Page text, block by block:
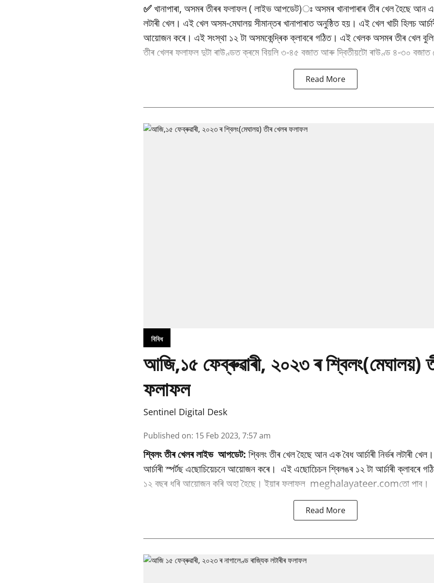
✅খানাপাৰা, অসমৰ তীৰৰ ফলাফল ( লাইভ আপডেট)ঃ অসমৰ খানাপাৰাৰ তীৰ খেল হৈছে আন এক
লটাৰী খেল। এই খেল অসম-মেঘালয় সীমান্তৰ খানাপাৰাত অনুষ্ঠিত হয়। এই খেল খাচী হিলচ
আয়োজন কৰে। এই সংস্থা ১২ টা অসমকেন্দ্ৰিক ক্লাবৰে গঠিত। এই খেলক অসমৰ তীৰ খেল
তীৰ খেলৰ ফলাফল দুটা ৰাউণ্ডত ক্ৰমে বিয়লি ৩-৪৫ বজাত আৰু দ্বিতীয়টো ৰাউণ্ড ৪-৩০ বজাত
Read More
বিবিধ
আজি,১৫ ফেব্ৰুৱাৰী, ২০২৩ ৰ শ্বিলং(মেঘালয়)
ফলাফল
Sentinel Digital Desk
Published on: 15 Feb 2023, 7:57 am
শ্বিলং তীৰ খেলৰ লাইভ আপডেট: শ্বিলং তীৰ খেল হৈছে আন এক বৈধ আৰ্চাৰী নিৰ্ভৰ লটাৰী
আৰ্চাৰী স্পৰ্টছ এছোচিয়েচনে আয়োজন কৰে। এই এছোচিেচন শ্বিলঙৰ ১২ টা আৰ্চাৰী ক্লাবৰে
১২ বছৰ ধৰি আয়োজন কৰি অহা হৈছে। ইয়াৰ ফলাফল meghalayateer.comতো পাব।
Read More